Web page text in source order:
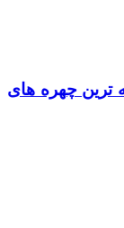
ترین چهره های